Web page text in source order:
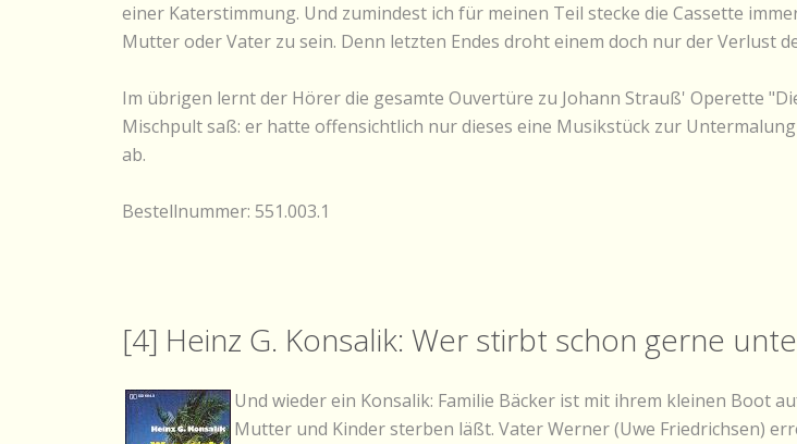
einer Katerstimmung. Und zumindest ich für meinen Teil stecke die Cassette
Mutter oder Vater zu sein. Denn letzten Endes droht einem doch nur der Verlust
Im übrigen lernt der Hörer die gesamte Ouvertüre zu Johann Strauß' Operette
Mischpult saß: er hatte offensichtlich nur dieses eine Musikstück zur
ab.
Bestellnummer: 551.003.1
[4] Heinz G. Konsalik: Wer stirbt schon gerne
Und wieder ein Konsalik: Familie Bäcker ist mit ihrem kleinen Boot
Mutter und Kinder sterben läßt. Vater Werner (Uwe Friedrichsen)